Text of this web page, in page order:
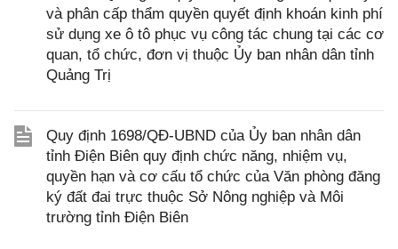
và phân cấp thẩm quyền quyết định khoán kinh phí
sử dụng xe ô tô phục vụ công tác chung tại các cơ
quan, tổ chức, đơn vị thuộc Ủy ban nhân dân tỉnh
Quảng Trị
Quy định 1698/QĐ-UBND của Ủy ban nhân dân
tỉnh Điện Biên quy định chức năng, nhiệm vụ,
quyền hạn và cơ cấu tổ chức của Văn phòng đăng
ký đất đai trực thuộc Sở Nông nghiệp và Môi
trường tỉnh Điện Biên